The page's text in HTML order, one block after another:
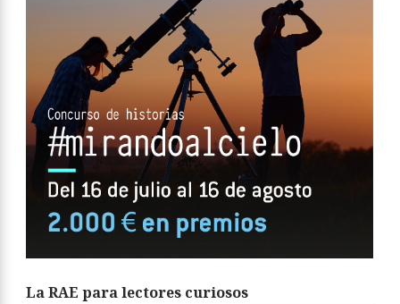
La RAE para lectores curiosos